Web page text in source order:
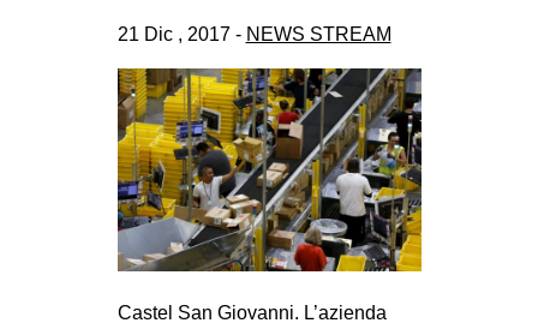
GAZA FREESTYLE
CSOA LAMBRETTA
MSM
STUDENTI TSUNAMI
ZAM
MILANO
MOBILITAZIONI
SPAZI
21 Dic , 2017 - NEWS STREAM
Castel San Giovanni. L’azienda